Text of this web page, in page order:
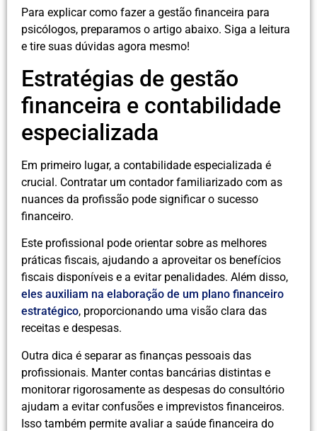
Para explicar como fazer a gestão financeira para
psicólogos, preparamos o artigo abaixo. Siga a leitura
e tire suas dúvidas agora mesmo!
Estratégias de gestão
financeira e contabilidade
especializada
Em primeiro lugar, a contabilidade especializada é
crucial. Contratar um contador familiarizado com as
nuances da profissão pode significar o sucesso
financeiro.
Este profissional pode orientar sobre as melhores
práticas fiscais, ajudando a aproveitar os benefícios
fiscais disponíveis e a evitar penalidades. Além disso,
eles auxiliam na elaboração de um plano financeiro
estratégico, proporcionando uma visão clara das
receitas e despesas.
Outra dica é separar as finanças pessoais das
profissionais. Manter contas bancárias distintas e
monitorar rigorosamente as despesas do consultório
ajudam a evitar confusões e imprevistos financeiros.
Isso também permite avaliar a saúde financeira do